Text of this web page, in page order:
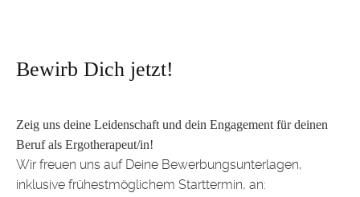
Bewirb Dich jetzt!
Zeig uns deine Leidenschaft und dein Engagement für deinen
Beruf als Ergotherapeut/in!
Wir freuen uns auf Deine Bewerbungsunterlagen,
inklusive frühestmöglichem Starttermin, an: